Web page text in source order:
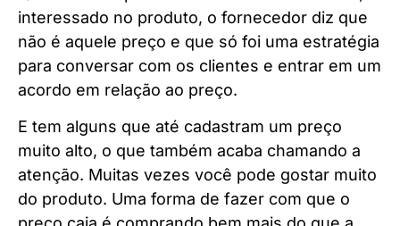
interessado no produto, o fornecedor diz que
não é aquele preço e que só foi uma estratégia
para conversar com os clientes e entrar em um
acordo em relação ao preço.
E tem alguns que até cadastram um preço
muito alto, o que também acaba chamando a
atenção. Muitas vezes você pode gostar muito
do produto. Uma forma de fazer com que o